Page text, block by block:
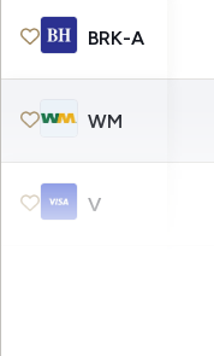
BRK-A
WM
V